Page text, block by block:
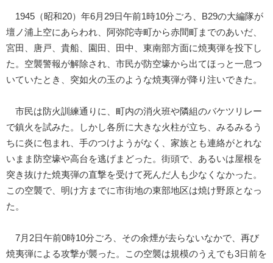
1945（昭和20）年6月29日午前1時10分ごろ、B29の大編隊が
壇ノ浦上空にあらわれ、阿弥陀寺町から赤間町までのあいだ、
宮田、唐戸、貴船、園田、田中、東南部方面に焼夷弾を投下し
た。空襲警報が解除され、市民が防空壕から出てほっと一息つ
いていたとき、突如火の玉のような焼夷弾が降り注いできた。
市民は防火訓練通りに、町内の消火班や隣組のバケツリレー
で鎮火を試みた。しかし各所に大きな火柱が立ち、みるみるう
ちに炎に包まれ、手のつけようがなく、家族とも連絡がとれな
いまま防空壕や高台を逃げまどった。街頭で、あるいは屋根を
突き抜けた焼夷弾の直撃を受けて死んだ人も少なくなかった。
この空襲で、明け方までに市街地の東部地区は焼け野原となっ
た。
7月2日午前0時10分ごろ、その余煙が去らないなかで、再び
焼夷弾による攻撃が襲った。この空襲は規模のうえでも3日前を